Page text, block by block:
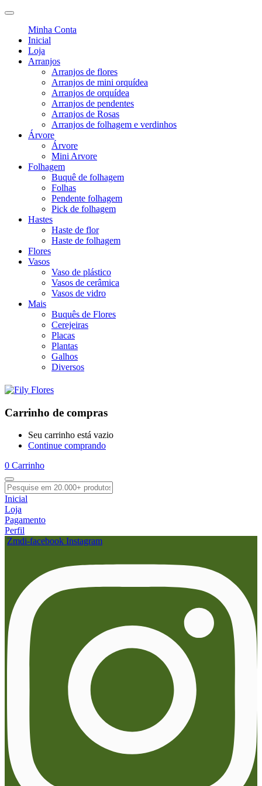
Minha Conta
Inicial
Loja
Arranjos
Arranjos de flores
Arranjos de mini orquídea
Arranjos de orquídea
Arranjos de pendentes
Arranjos de Rosas
Arranjos de folhagem e verdinhos
Árvore
Árvore
Mini Arvore
Folhagem
Buquê de folhagem
Folhas
Pendente folhagem
Pick de folhagem
Hastes
Haste de flor
Haste de folhagem
Flores
Vasos
Vaso de plástico
Vasos de cerâmica
Vasos de vidro
Mais
Buquês de Flores
Cerejeiras
Placas
Plantas
Galhos
Diversos
Carrinho de compras
Seu carrinho está vazio
Continue comprando
0 Carrinho
Inicial
Loja
Pagamento
Perfil
Zmdi-facebook Instagram